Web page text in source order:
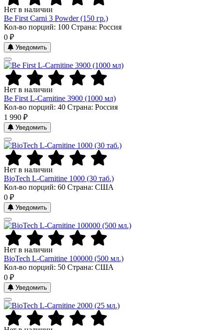
Нет в наличии
Be First Carni 3 Powder (150 гр.)
Кол-во порций: 100 Страна: Россия
0 ₽
Уведомить
Нет в наличии
Be First L-Carnitine 3900 (1000 мл)
Кол-во порций: 40 Страна: Россия
1 990 ₽
Уведомить
Нет в наличии
BioTech L-Carnitine 1000 (30 таб.)
Кол-во порций: 60 Страна: США
0 ₽
Уведомить
Нет в наличии
BioTech L-Carnitine 100000 (500 мл.)
Кол-во порций: 50 Страна: США
0 ₽
Уведомить